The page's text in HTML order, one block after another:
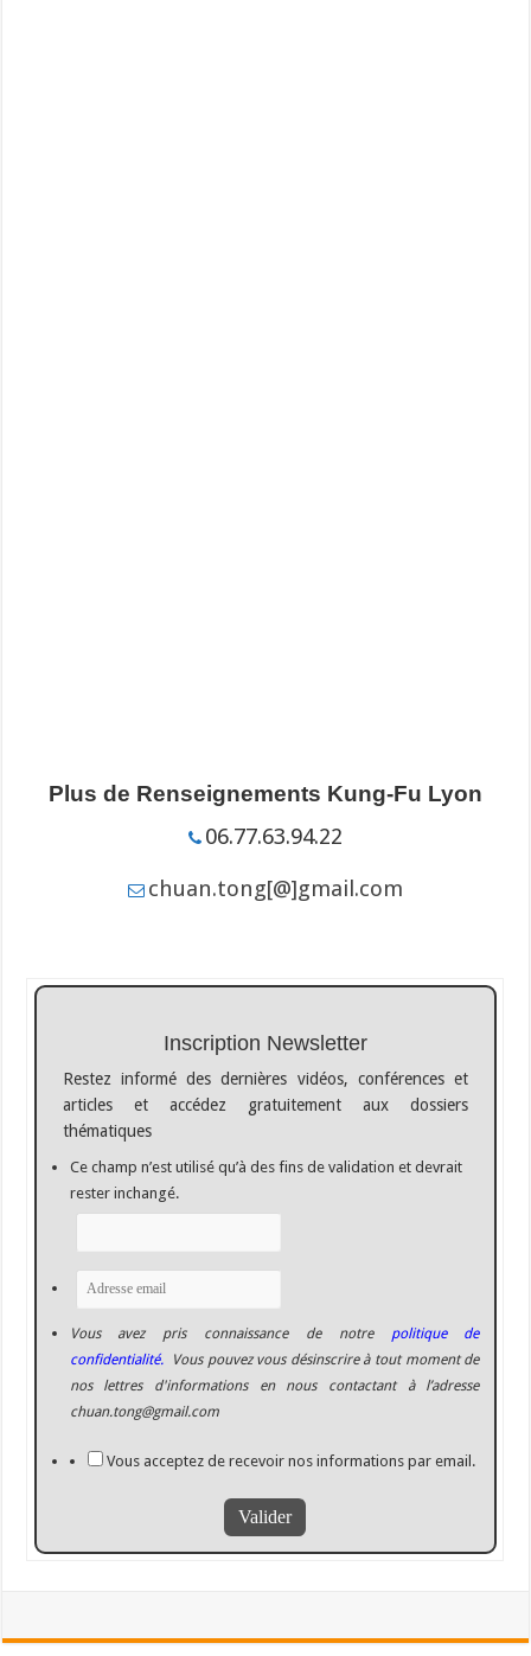
Plus de Renseignements Kung-Fu Lyon
06.77.63.94.22
chuan.tong[@]gmail.com
Inscription Newsletter
Restez informé des dernières vidéos, conférences et
articles et accédez gratuitement aux dossiers
thématiques
Ce champ n’est utilisé qu’à des fins de validation et devrait
rester inchangé.
Vous avez pris connaissance de notrepolitique de
confidentialité.
Vous pouvez vous désinscrire à tout moment de
nos lettres d'informations en nous contactant à l’adresse
chuan.tong@gmail.com
Vous acceptez de recevoir nos informations par email.